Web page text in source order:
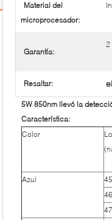
Material del
microprocesador:
Garantía:
2
Resaltar:
5W 850nm llevó la
Característica:
Color
Azul